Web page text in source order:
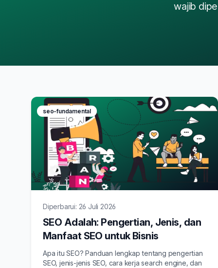
wajib
seo-fundamental
Diperbarui: 26 Juli 2026
SEO Adalah: Pengertian, Jenis, dan
Manfaat SEO untuk Bisnis
Apa itu SEO? Panduan lengkap tentang pengertian
SEO, jenis-jenis SEO, cara kerja search engine, dan